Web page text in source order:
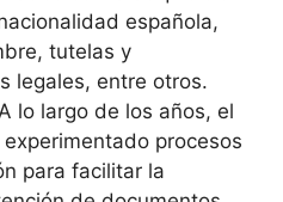
española,
tutelas y
legales, entre otros.
lo largo de los años, el
procesos
para facilitar la